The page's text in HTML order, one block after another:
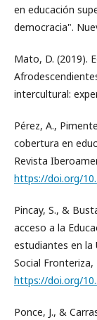
en educación
democracia".
Mato, D. (2019).
intercultural:
Pérez, A.,
cobertura en
Revista
https://doi.org/
Pincay, S., &
acceso a la
estudiantes en la
Social Fronteriza,
https://doi.org/
Ponce, J., &